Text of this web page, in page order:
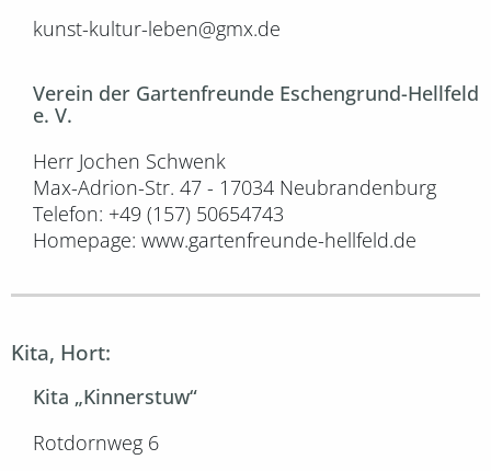
kunst-kultur-leben@gmx.de
Verein der Gartenfreunde Eschengrund-Hellfeld
e. V.
Herr Jochen Schwenk
Max-Adrion-Str. 47 - 17034 Neubrandenburg
Telefon: +49 (157) 50654743
Homepage: www.gartenfreunde-hellfeld.de
Kita, Hort:
Kita „Kinnerstuw“
Rotdornweg 6